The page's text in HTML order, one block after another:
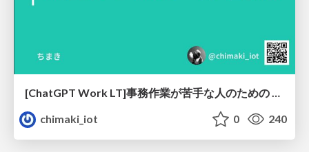
[ChatGPT Work LT]事務作業が苦手な人のための バックオフィスの「半」自動化
chimaki_iot
0 240